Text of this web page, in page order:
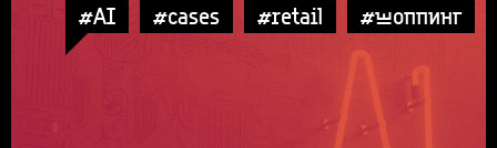
#AI #cases #retail #шоппинг